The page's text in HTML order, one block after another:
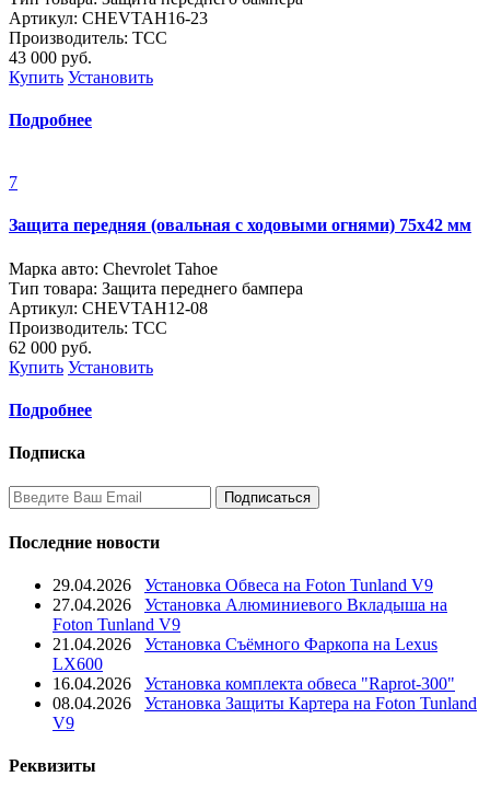
Артикул: CHEVTAH16-23
Производитель: ТСС
43 000 руб.
Купить Установить
Подробнее
7
Защита передняя (овальная с ходовыми огнями) 75х42 мм
Марка авто: Chevrolet Tahoe
Тип товара: Защита переднего бампера
Артикул: CHEVTAH12-08
Производитель: ТСС
62 000 руб.
Купить Установить
Подробнее
Подписка
Последние новости
29.04.2026
Установка Обвеса на Foton Tunland V9
27.04.2026
Установка Алюминиевого Вкладыша на
Foton Tunland V9
21.04.2026
Установка Съёмного Фаркопа на Lexus
LX600
16.04.2026
Установка комплекта обвеса "Raprot-300"
08.04.2026
Установка Защиты Картера на Foton Tunland
V9
Реквизиты